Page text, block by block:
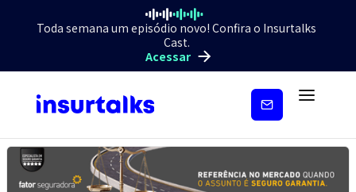
Toda semana um episódio novo! Confira o Insurtalks
Cast.
Acessar
Inscreva-